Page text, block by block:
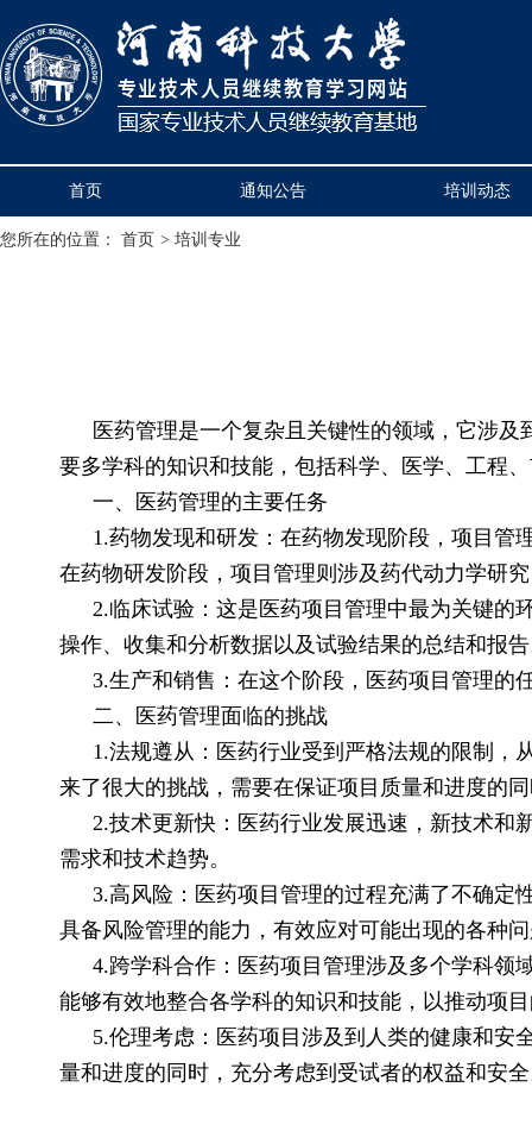
首页 通知公告 培训动态
您所在的位置： 首页 > 培训专业
医药管理是一个复杂且关键性的领域，它涉
要多学科的知识和技能，包括科学、医学、工程
一、医药管理的主要任务
1.药物发现和研发：在药物发现阶段，项目管
在药物研发阶段，项目管理则涉及药代动力学研
2.临床试验：这是医药项目管理中最为关键的
操作、收集和分析数据以及试验结果的总结和报
3.生产和销售：在这个阶段，医药项目管理的
二、医药管理面临的挑战
1.法规遵从：医药行业受到严格法规的限制，
来了很大的挑战，需要在保证项目质量和进度的
2.技术更新快：医药行业发展迅速，新技术和
需求和技术趋势。
3.高风险：医药项目管理的过程充满了不确定
具备风险管理的能力，有效应对可能出现的各种
4.跨学科合作：医药项目管理涉及多个学科领
能够有效地整合各学科的知识和技能，以推动项
5.伦理考虑：医药项目涉及到人类的健康和安
量和进度的同时，充分考虑到受试者的权益和安